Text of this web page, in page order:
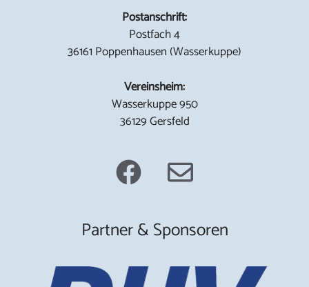
Postanschrift:
Postfach 4
36161 Poppenhausen (Wasserkuppe)
Vereinsheim:
Wasserkuppe 950
36129 Gersfeld
Partner & Sponsoren